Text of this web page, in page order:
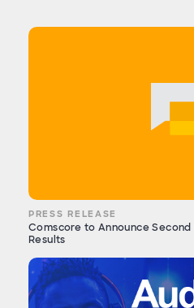
PRESS RELEASE
Comscore to Announce Second
Results